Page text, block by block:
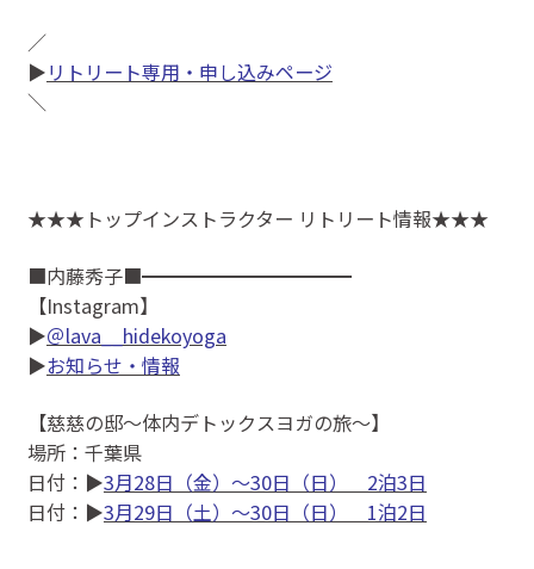
／
▶リトリート専用・申し込みページ
＼
★★★トップインストラクター リトリート情報★★★
■内藤秀子■━━━━━━━━━━━
【Instagram】
▶＠lava__hidekoyoga
▶お知らせ・情報
【慈慈の邸～体内デトックスヨガの旅～】
場所：千葉県
日付：▶3月28日（金）～30日（日） 2泊3日
日付：▶3月29日（土）～30日（日） 1泊2日